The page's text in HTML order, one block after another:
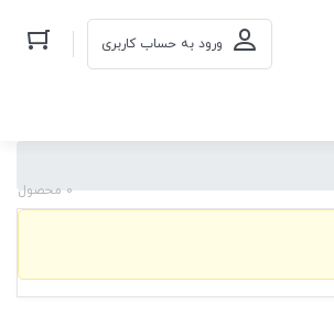
ورود به حساب کاربری
0 محصول